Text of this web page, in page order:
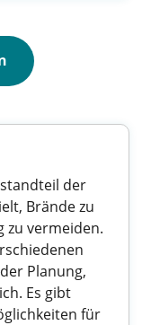
der
Brände zu
vermeiden.
Planung,
Es gibt
für